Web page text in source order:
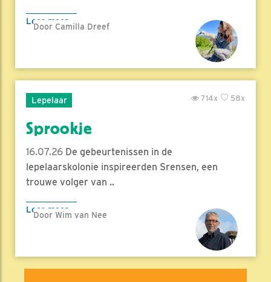
Lees meer
Door Camilla Dreef
Lepelaar 58x
714x
Sprookje
16.07.26 De gebeurtenissen in de
lepelaarskolonie inspireerden Srensen, een
trouwe volger van ..
Lees meer
Door Wim van Nee